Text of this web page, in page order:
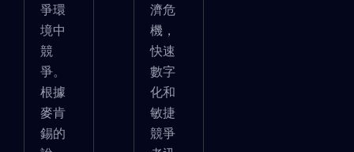
爭環
境中
競
爭。
根據
麥肯
錫的
濟危
機，
快速
數字
化和
敏捷
競爭